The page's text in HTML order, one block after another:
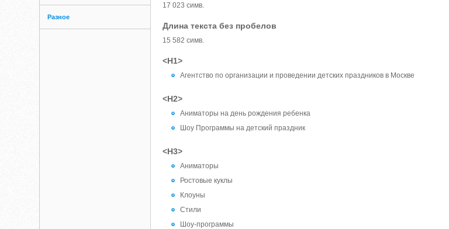
Разное
17 023 симв.
Длина текста без пробелов
15 582 симв.
<H1>
Агентство по организации и проведении детских праздников в Москве
<H2>
Аниматоры на день рождения ребенка
Шоу Программы на детский праздник
<H3>
Аниматоры
Ростовые куклы
Клоуны
Стили
Шоу-программы